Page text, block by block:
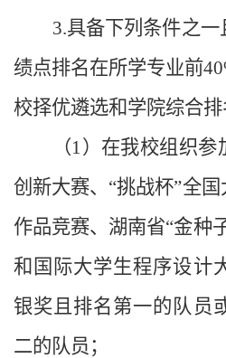
3.具备下列条件之
绩点排名在所学专业前
校择优遴选和学院综合排
（1）在我校组织
创新大赛、“挑战杯”全
作品竞赛、湖南省“金种
和国际大学生程序设计
银奖且排名第一的队员
二的队员；